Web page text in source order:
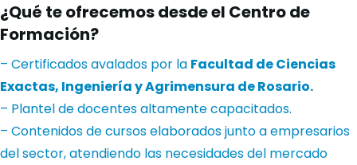
¿Qué te ofrecemos desde el Centro de
Formación?
– Certificados avalados por la Facultad de Ciencias
Exactas, Ingeniería y Agrimensura de Rosario.
– Plantel de docentes altamente capacitados.
– Contenidos de cursos elaborados junto a empresarios
del sector, atendiendo las necesidades del mercado